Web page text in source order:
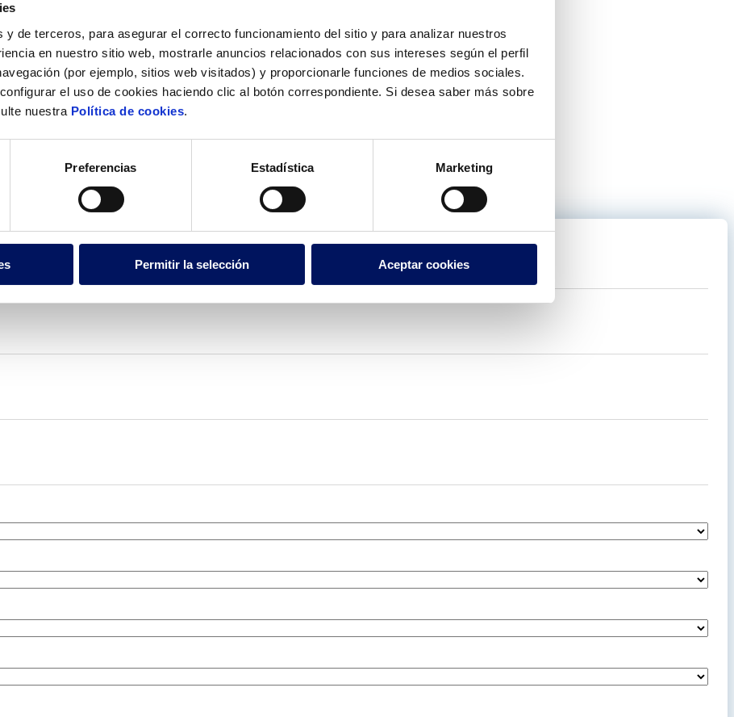
y de terceros, para asegurar el correcto funcionamiento del sitio y para analizar nuestros
en nuestro sitio web, mostrarle anuncios relacionados con sus intereses según el perfil
(por ejemplo, sitios web visitados) y proporcionarle funciones de medios sociales.
el uso de cookies haciendo clic al botón correspondiente. Si desea saber más sobre
nuestra Política de cookies.
Preferencias Estadística Marketing
Permitir la selección Aceptar cookies
técnicas o una oferta comercial de uno de nuestros expertos.